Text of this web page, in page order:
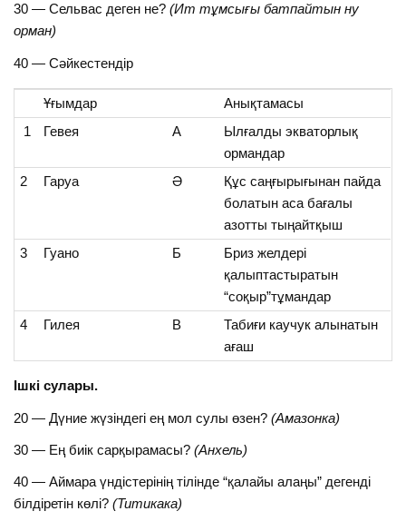
30 — Сельвас деген не?(Ит тұмсығы батпайтын ну
орман)
40 — Сәйкестендір
Ұғымдар
Анықтамасы
1
Гевея А
Ылғалды экваторлық
ормандар
2
Гаруа Ә
Құс саңғырығынан пайда
болатын аса бағалы
азотты тыңайтқыш
3
Гуано Б
Бриз желдері
қалыптастыратын
“соқыр”тұмандар
4
Гилея В
Табиғи каучук алынатын
ағаш
Ішкі сулары.
20 — Дүние жүзіндегі ең мол сулы өзен?(Амазонка)
30 — Ең биік сарқырамасы?(Анхель)
40 — Аймара үндістерінің тілінде “қалайы алаңы” дегенді
білдіретін көлі?(Титикака)